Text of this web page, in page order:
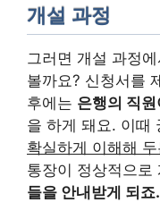
개설 과정
그러면 개설 과정
볼까요? 신청서를
후에는 은행의 직
을 하게 돼요. 이때
확실하게 이해해
통장이 정상적으로
들을 안내받게 되죠.